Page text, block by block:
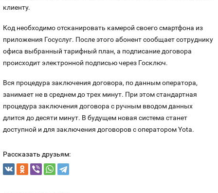
клиенту.
Код необходимо отсканировать камерой своего смартфона из
приложения Госуслуг. После этого абонент сообщает сотруднику
офиса выбранный тарифный план, а подписание договора
происходит электронной подписью через Госключ.
Вся процедура заключения договора, по данным оператора,
занимает не в среднем до трех минут. При этом стандартная
процедура заключения договора с ручным вводом данных
длится до десяти минут. В будущем новая система станет
доступной и для заключения договоров с оператором Yota.
Рассказать друзьям: